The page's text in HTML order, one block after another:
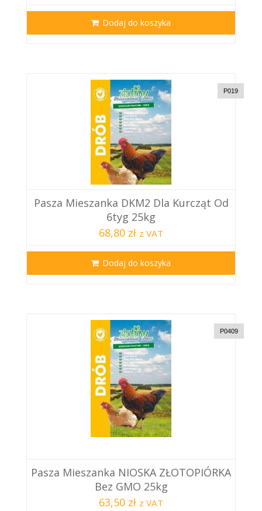
Dodaj do koszyka
P019
Pasza Mieszanka DKM2 Dla Kurcząt Od
6tyg 25kg
68,80 zł z VAT
Dodaj do koszyka
P0409
Pasza Mieszanka NIOSKA ZŁOTOPIÓRKA
Bez GMO 25kg
63,50 zł z VAT